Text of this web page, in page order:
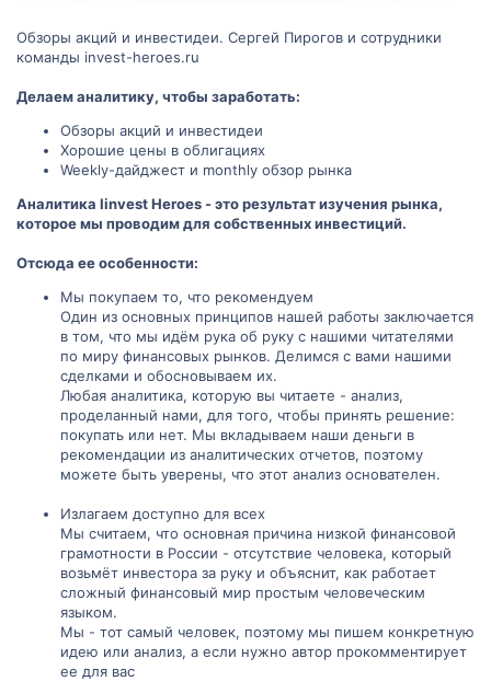
Обзоры акций и инвестидеи. Сергей Пирогов и сотрудники
команды invest-heroes.ru
Делаем аналитику, чтобы заработать:
Обзоры акций и инвестидеи
Хорошие цены в облигациях
Weekly-дайджест и monthly обзор рынка
Аналитика Iinvest Heroes - это результат изучения рынка,
которое мы проводим для собственных инвестиций.
Отсюда ее особенности:
Мы покупаем то, что рекомендуем
Один из основных принципов нашей работы заключается
в том, что мы идём рука об руку с нашими читателями
по миру финансовых рынков. Делимся с вами нашими
сделками и обосновываем их.
Любая аналитика, которую вы читаете - анализ,
проделанный нами, для того, чтобы принять решение:
покупать или нет. Мы вкладываем наши деньги в
рекомендации из аналитических отчетов, поэтому
можете быть уверены, что этот анализ основателен.
Излагаем доступно для всех
Мы считаем, что основная причина низкой финансовой
грамотности в России - отсутствие человека, который
возьмёт инвестора за руку и объяснит, как работает
сложный финансовый мир простым человеческим
языком.
Мы - тот самый человек, поэтому мы пишем конкретную
идею или анализ, а если нужно автор прокомментирует
ее для вас